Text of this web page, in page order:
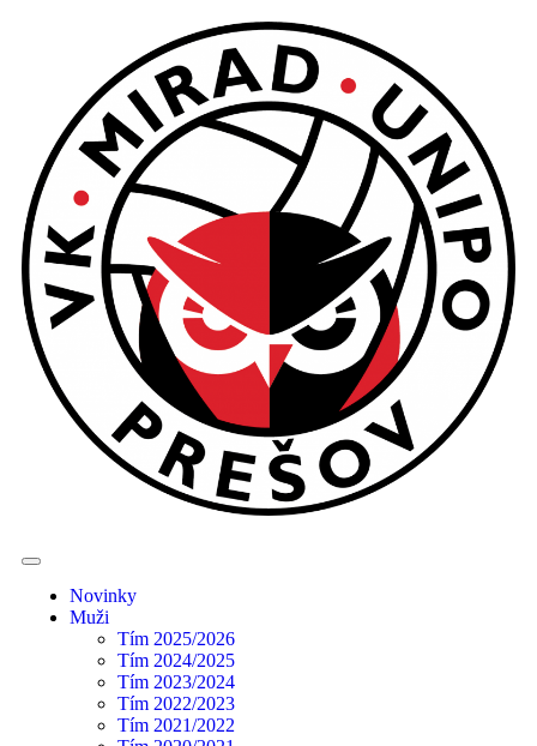
Novinky
Muži
Tím 2025/2026
Tím 2024/2025
Tím 2023/2024
Tím 2022/2023
Tím 2021/2022